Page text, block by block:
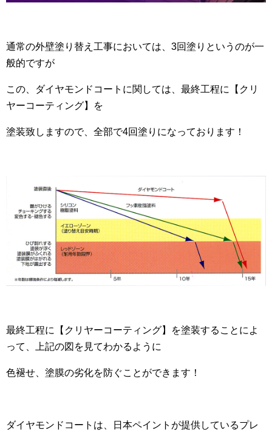
通常の外壁塗り替え工事においては、3回塗りというのが一
般的ですが
この、ダイヤモンドコートに関しては、最終工程に【クリ
ヤーコーティング】を
塗装致しますので、全部で4回塗りになっております！
最終工程に【クリヤーコーティング】を塗装することによ
って、上記の図を見てわかるように
色褪せ、塗膜の劣化を防ぐことができます！
ダイヤモンドコートは、日本ペイントが提供しているプレ